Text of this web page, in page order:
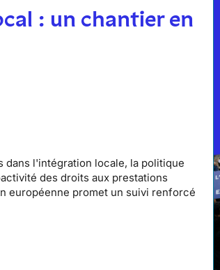
: un chantier en
dans l'intégration locale, la politique
des droits aux prestations
européenne promet un suivi renforcé